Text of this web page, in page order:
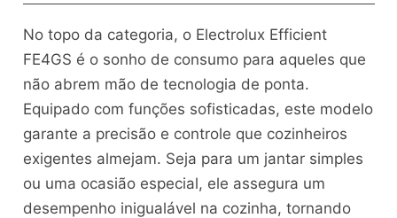
No topo da categoria, o Electrolux Efficient
FE4GS é o sonho de consumo para aqueles que
não abrem mão de tecnologia de ponta.
Equipado com funções sofisticadas, este modelo
garante a precisão e controle que cozinheiros
exigentes almejam. Seja para um jantar simples
ou uma ocasião especial, ele assegura um
desempenho inigualável na cozinha, tornando